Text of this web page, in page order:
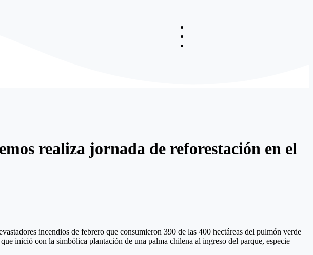
realiza jornada de reforestación en el
incendios de febrero que consumieron 390 de las 400 hectáreas del pulmón verde
inició con la simbólica plantación de una palma chilena al ingreso del parque, especie